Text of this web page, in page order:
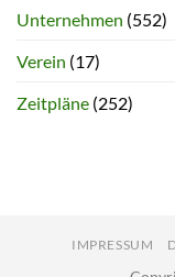
Unternehmen (552)
Verein (17)
Zeitpläne (252)
IMPRESSUM